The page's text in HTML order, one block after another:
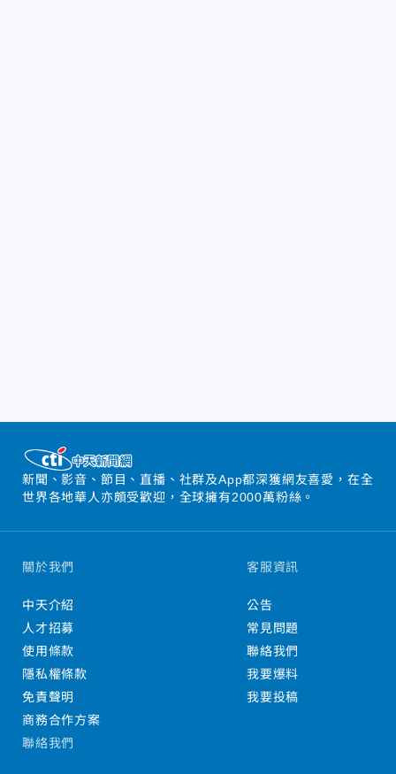
新聞、影音、節目、直播、社群及App都深獲網友喜愛，在全
世界各地華人亦頗受歡迎，全球擁有2000萬粉絲。
關於我們
中天介紹
人才招募
使用條款
隱私權條款
免責聲明
商務合作方案
客服資訊
公告
常見問題
聯絡我們
我要爆料
我要投稿
聯絡我們